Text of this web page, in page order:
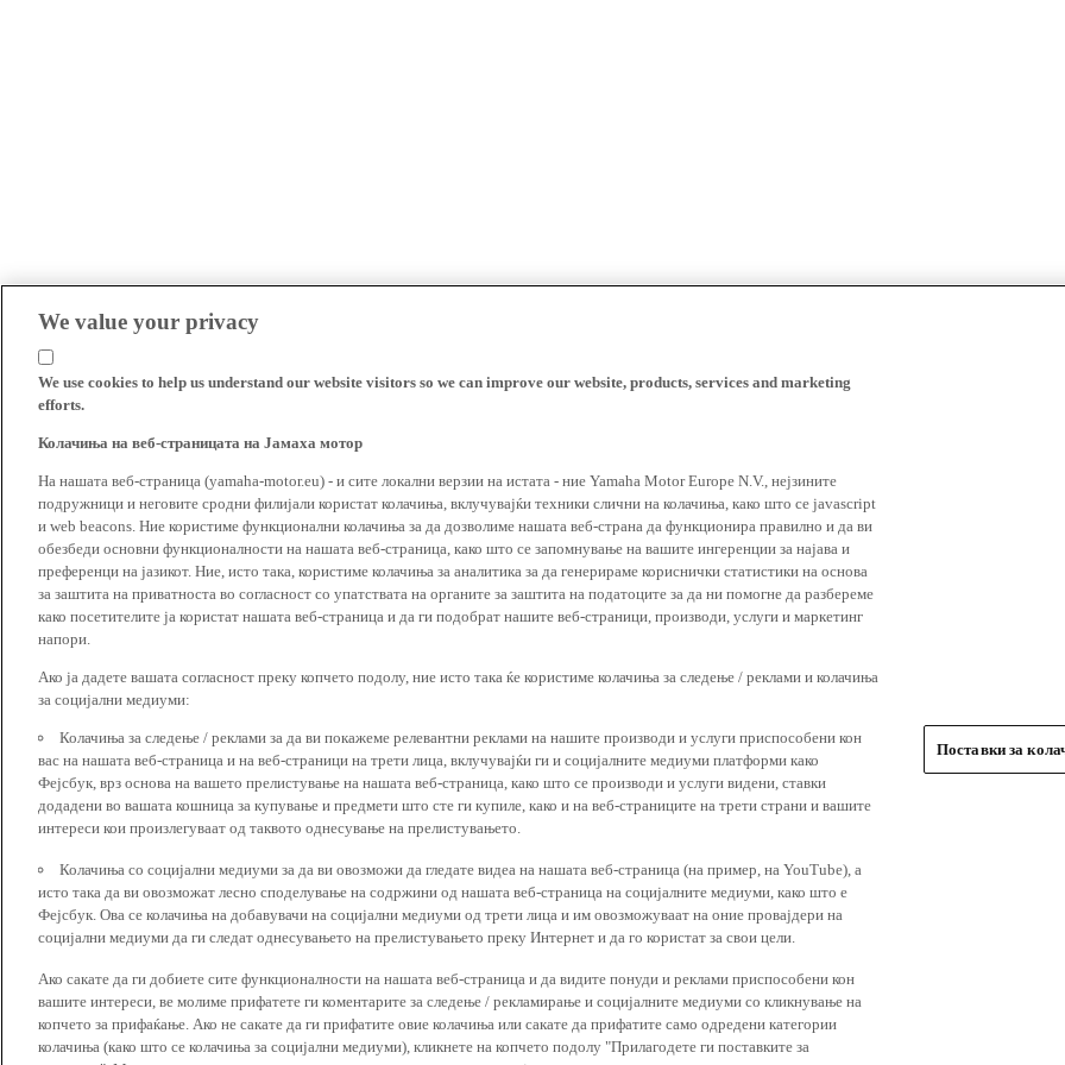
We value your privacy
We use cookies to help us understand our website visitors so we can improve our website, products, services and marketing
efforts.
Колачиња на веб-страницата на Јамаха мотор
На нашата веб-страница (yamaha-motor.eu) - и сите локални верзии на истата - ние Yamaha Motor Europe N.V., нејзините
подружници и неговите сродни филијали користат колачиња, вклучувајќи техники слични на колачиња, како што се javascript
и web beacons. Ние користиме функционални колачиња за да дозволиме нашата веб-страна да функционира правилно и да ви
обезбеди основни функционалности на нашата веб-страница, како што се запомнување на вашите ингеренции за најава и
преференци на јазикот. Ние, исто така, користиме колачиња за аналитика за да генерираме кориснички статистики на основа
за заштита на приватноста во согласност со упатствата на органите за заштита на податоците за да ни помогне да разбереме
како посетителите ја користат нашата веб-страница и да ги подобрат нашите веб-страници, производи, услуги и маркетинг
напори.
Ако ја дадете вашата согласност преку копчето подолу, ние исто така ќе користиме колачиња за следење / реклами и колачиња
за социјални медиуми:
Колачиња за следење / реклами за да ви покажеме релевантни реклами на нашите производи и услуги приспособени кон
вас на нашата веб-страница и на веб-страници на трети лица, вклучувајќи ги и социјалните медиуми платформи како
Фејсбук, врз основа на вашето прелистување на нашата веб-страница, како што се производи и услуги видени, ставки
додадени во вашата кошница за купување и предмети што сте ги купиле, како и на веб-страниците на трети страни и вашите
интереси кои произлегуваат од таквото однесување на прелистувањето.
Колачиња со социјални медиуми за да ви овозможи да гледате видеа на нашата веб-страница (на пример, на YouTube), а
исто така да ви овозможат лесно споделување на содржини од нашата веб-страница на социјалните медиуми, како што е
Фејсбук. Ова се колачиња на добавувачи на социјални медиуми од трети лица и им овозможуваат на оние провајдери на
социјални медиуми да ги следат однесувањето на прелистувањето преку Интернет и да го користат за свои цели.
Ако сакате да ги добиете сите функционалности на нашата веб-страница и да видите понуди и реклами приспособени кон
вашите интереси, ве молиме прифатете ги коментарите за следење / рекламирање и социјалните медиуми со кликнување на
копчето за прифаќање. Ако не сакате да ги прифатите овие колачиња или сакате да прифатите само одредени категории
колачиња (како што се колачиња за социјални медиуми), кликнете на копчето подолу "Прилагодете ги поставките за
Поставки за